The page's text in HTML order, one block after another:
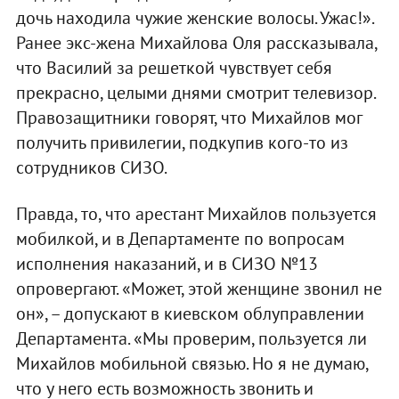
дочь находила чужие женские волосы. Ужас!».
Ранее экс-жена Михайлова Оля рассказывала,
что Василий за решеткой чувствует себя
прекрасно, целыми днями смотрит телевизор.
Правозащитники говорят, что Михайлов мог
получить привилегии, подкупив кого-то из
сотрудников СИЗО.
Правда, то, что арестант Михайлов пользуется
мобилкой, и в Департаменте по вопросам
исполнения наказаний, и в СИЗО №13
опровергают. «Может, этой женщине звонил не
он», – допускают в киевском облуправлении
Департамента. «Мы проверим, пользуется ли
Михайлов мобильной связью. Но я не думаю,
что у него есть возможность звонить и